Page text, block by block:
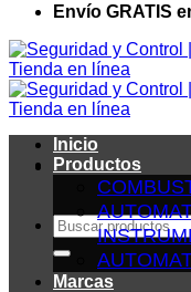
Envío GRATIS
Buscar
por:
Inicio
Productos
Marcas